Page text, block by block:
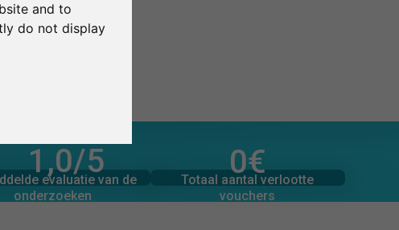
and to
do not display
1,0/5
evaluatie van de
onderzoeken
0
beoordelingen 0€
Totaal aantal verlootte
vouchers
0€
Totaal bedrag aan
toegezegde donaties
Inloggen
Deutsch